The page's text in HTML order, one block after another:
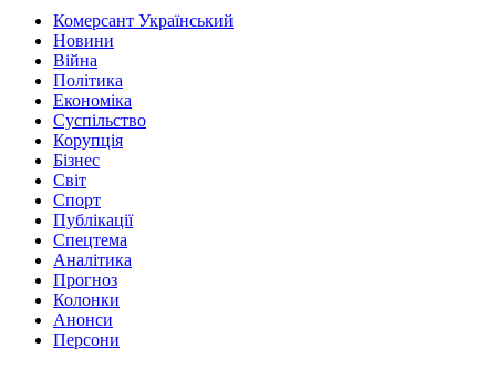
Комерсант Український
Новини
Війна
Політика
Економіка
Суспільство
Корупція
Бізнес
Світ
Спорт
Публікації
Спецтема
Аналітика
Прогноз
Колонки
Анонси
Персони